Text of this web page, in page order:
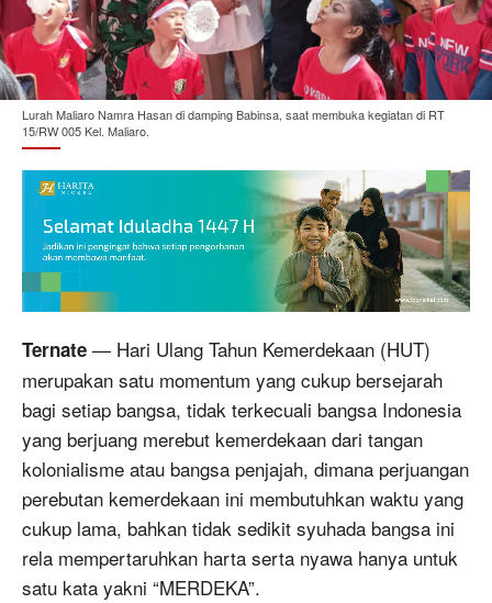
Lurah Maliaro Namra Hasan di damping Babinsa, saat membuka kegiatan di RT
15/RW 005 Kel. Maliaro.
Ternate — Hari Ulang Tahun Kemerdekaan (HUT)
merupakan satu momentum yang cukup bersejarah
bagi setiap bangsa, tidak terkecuali bangsa Indonesia
yang berjuang merebut kemerdekaan dari tangan
kolonialisme atau bangsa penjajah, dimana perjuangan
perebutan kemerdekaan ini membutuhkan waktu yang
cukup lama, bahkan tidak sedikit syuhada bangsa ini
rela mempertaruhkan harta serta nyawa hanya untuk
satu kata yakni “MERDEKA”.